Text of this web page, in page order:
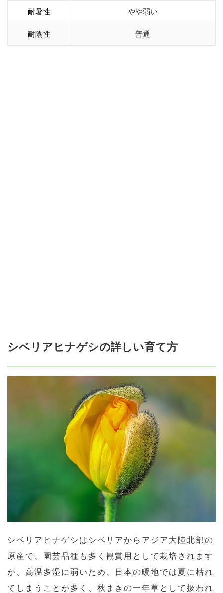
耐暑性 やや弱い
耐陰性 普通
シベリアヒナゲシの詳しい育て方
シベリアヒナゲシはシベリアからアジア大陸北部の
原産で、園芸品種も多く観賞用として栽培されます
が、高温多湿に弱いため、日本の暖地では夏に枯れ
てしまうことが多く、秋まきの一年草として扱われ